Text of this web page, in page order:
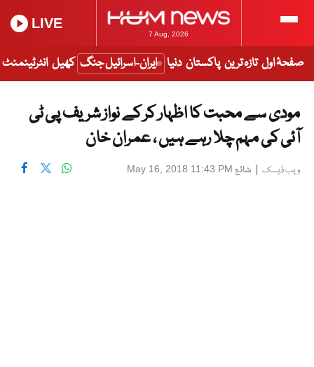
7 Aug, 2026
LIVE
صفحۂ اول تازہ ترین پاکستان دنیا ایران-اسرائیل جنگ کھیل انٹرٹینمنٹ
مودی سے محبت کا اظہار کر کے نواز شریف پی ٹی
آئی کی مہم چلا رہے ہیں ، عمران خان
ویب ڈیسک | شائع May 16, 2018 11:43 PM